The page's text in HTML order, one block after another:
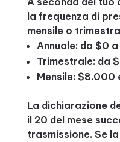
la frequenza di
mensile o
Annuale: da $0
Trimestrale: da
Mensile: $8.000
La dichiarazione
il 20 del mese
trasmissione. Se